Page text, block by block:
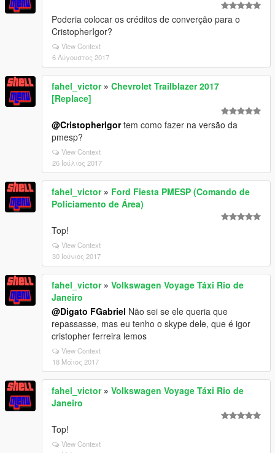
Poderia colocar os créditos de converção para o
CristopherIgor?
View Context
6 Αύγουστος 2017
fahel_victor» Chevrolet Trailblazer 2017
[Replace]
@CristopherIgortem como fazer na versão da
pmesp?
View Context
26 Ιούλιος 2017
fahel_victor» Ford Fiesta PMESP (Comando de
Policiamento de Área)
Top!
View Context
30 Ιούνιος 2017
fahel_victor» Volkswagen Voyage Táxi Rio de
Janeiro
@Digato FGabriel Não sei se ele queria que
repassasse, mas eu tenho o skype dele, que é igor
cristopher ferreira lemos
View Context
18 Μάιος 2017
fahel_victor» Volkswagen Voyage Táxi Rio de
Janeiro
Top!
View Context